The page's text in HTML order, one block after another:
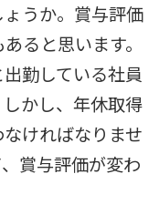
うか。賞与評価
ると思います。
勤している社員
かし、年休取得
ければなりませ
賞与評価が変わ